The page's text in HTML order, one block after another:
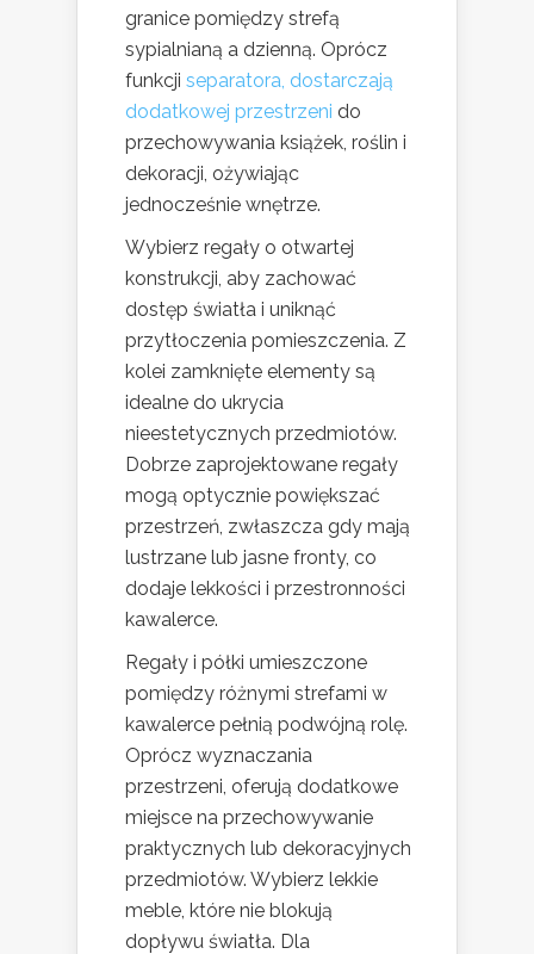
granice pomiędzy strefą
sypialnianą a dzienną. Oprócz
funkcji separatora, dostarczają
dodatkowej przestrzeni do
przechowywania książek, roślin i
dekoracji, ożywiając
jednocześnie wnętrze.
Wybierz regały o otwartej
konstrukcji, aby zachować
dostęp światła i uniknąć
przytłoczenia pomieszczenia. Z
kolei zamknięte elementy są
idealne do ukrycia
nieestetycznych przedmiotów.
Dobrze zaprojektowane regały
mogą optycznie powiększać
przestrzeń, zwłaszcza gdy mają
lustrzane lub jasne fronty, co
dodaje lekkości i przestronności
kawalerce.
Regały i półki umieszczone
pomiędzy różnymi strefami w
kawalerce pełnią podwójną rolę.
Oprócz wyznaczania
przestrzeni, oferują dodatkowe
miejsce na przechowywanie
praktycznych lub dekoracyjnych
przedmiotów. Wybierz lekkie
meble, które nie blokują
dopływu światła. Dla